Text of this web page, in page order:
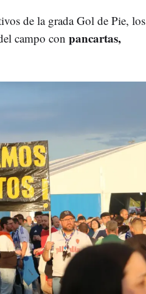
de la grada Gol de Pie, los
campo con pancartas,